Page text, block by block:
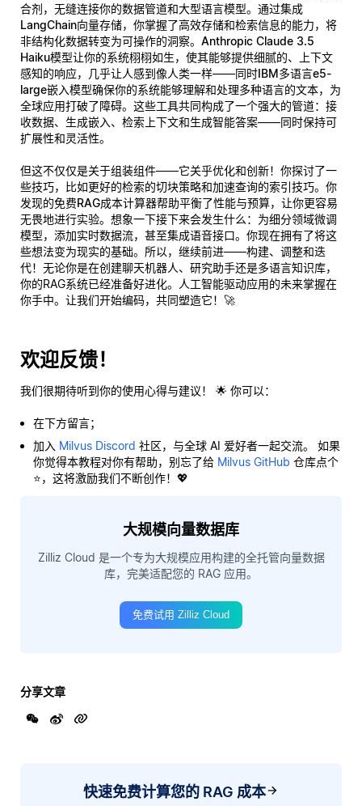
合剂，无缝连接你的数据管道和大型语言模型。通过集成
LangChain向量存储，你掌握了高效存储和检索信息的能力，将
非结构化数据转变为可操作的洞察。 Anthropic Claude 3.5
Haiku模型让你的系统栩栩如生，使其能够提供细腻的、上下文
感知的响应，几乎让人感到像人类一样——同时IBM多语言e5-
large嵌入模型确保你的系统能够理解和处理多种语言的文本，为
全球应用打破了障碍。这些工具共同构成了一个强大的管道：接
收数据、生成嵌入、检索上下文和生成智能答案——同时保持可
扩展性和灵活性。
但这不仅仅是关于组装组件——它关乎优化和创新！你探讨了一
些技巧，比如更好的检索的切块策略和加速查询的索引技巧。你
发现的免费RAG成本计算器帮助平衡了性能与预算，让你更容易
无畏地进行实验。想象一下接下来会发生什么：为细分领域微调
模型，添加实时数据流，甚至集成语音接口。你现在拥有了将这
些想法变为现实的基础。所以，继续前进——构建、调整和迭
代！无论你是在创建聊天机器人、研究助手还是多语言知识库，
你的RAG系统已经准备好进化。人工智能驱动应用的未来掌握在
你手中。让我们开始编码，共同塑造它！🚀
欢迎反馈！
我们很期待听到你的使用心得与建议！ 🌟 你可以：
在下方留言；
加入 Milvus Discord 社区，与全球 AI 爱好者一起交流。 如果
你觉得本教程对你有帮助，别忘了给 Milvus GitHub 仓库点个
⭐，这将激励我们不断创作！💖
大规模向量数据库
Zilliz Cloud 是一个专为大规模应用构建的全托管向量数据
库，完美适配您的 RAG 应用。
免费试用 Zilliz Cloud
分享文章
快速免费计算您的 RAG 成本